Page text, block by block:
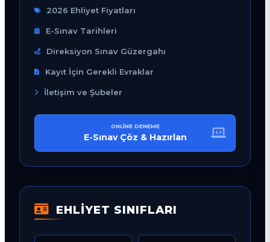
2026 Ehliyet Fiyatları
E-Sınav Tarihleri
Direksiyon Sınav Güzergahı
Kayıt İçin Gerekli Evraklar
İletişim ve Şubeler
ONLINE DENEME
E-Sınav Çöz & Hazırlan
EHLİYET SINIFLARI